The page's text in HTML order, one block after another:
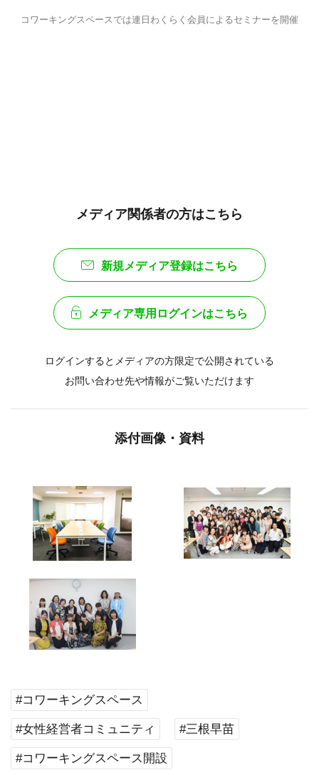
コワーキングスペースでは連日わくらく会員によるセミナーを開催
メディア関係者の方はこちら
新規メディア登録はこちら
メディア専用ログインはこちら
ログインするとメディアの方限定で公開されている
お問い合わせ先や情報がご覧いただけます
添付画像・資料
#コワーキングスペース
#女性経営者コミュニティ #三根早苗
#コワーキングスペース開設